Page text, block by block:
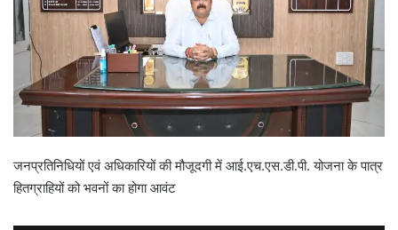
जनप्रतिनिधियों एवं अधिकारियों की मौजूदगी में आई.एच.एस.डी.पी. योजना के पात्र
हितग्राहियों को भवनों का होगा आवंट